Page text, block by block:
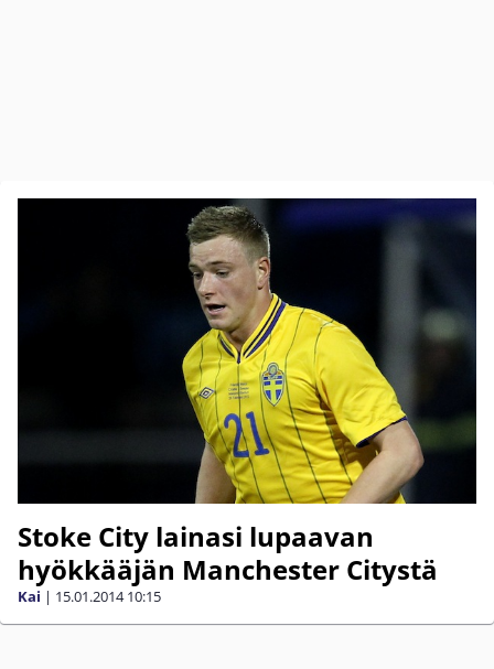
Stoke City lainasi lupaavan
hyökkääjän Manchester Citystä
Kai | 15.01.2014 10:15